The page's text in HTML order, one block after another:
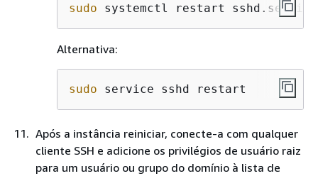
sudo systemctl restart sshd.service
Alternativa:
sudo service sshd restart
Após a instância reiniciar, conecte-a com qualquer
cliente SSH e adicione os privilégios de usuário raiz
para um usuário ou grupo do domínio à lista de